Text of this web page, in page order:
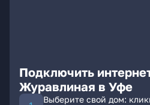
Подключить
Журавлиная в Уфе
Выберите свой дом: